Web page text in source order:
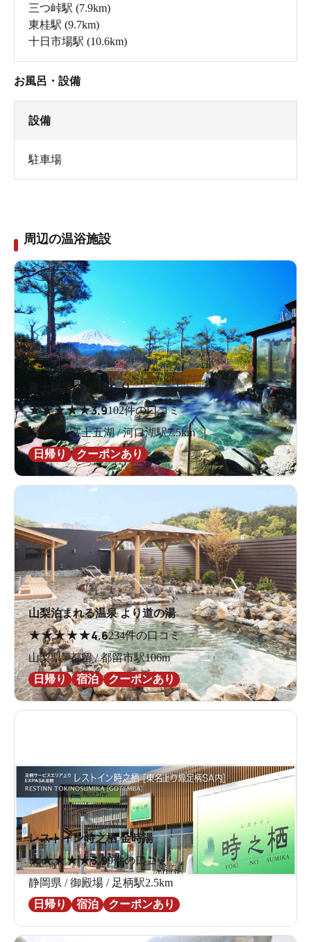
三つ峠駅 (7.9km)
東桂駅 (9.7km)
十日市場駅 (10.6km)
お風呂・設備
設備
駐車場
周辺の温浴施設
富士眺望の湯 ゆらり
★★★★★3.9102件の口コミ
山梨県 / 富士五湖 / 河口湖駅7.5km
日帰り
クーポンあり
山梨泊まれる温泉 より道の湯
★★★★★4.6234件の口コミ
山梨県 / 都留 / 都留市駅106m
日帰り
宿泊 クーポンあり
レストイン時之栖 金時湯
★★★★★3.99件の口コミ
静岡県 / 御殿場 / 足柄駅2.5km
日帰り
宿泊 クーポンあり